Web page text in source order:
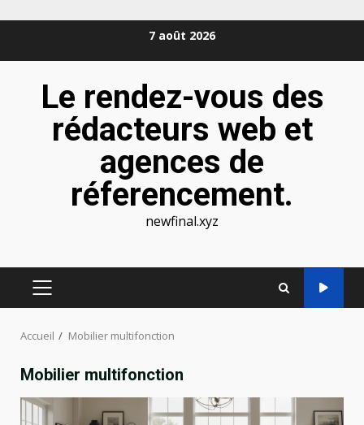
7 août 2026
Le rendez-vous des
rédacteurs web et
agences de
réferencement.
newfinal.xyz
MENU
Accueil Mobilier multifonction
Mobilier multifonction